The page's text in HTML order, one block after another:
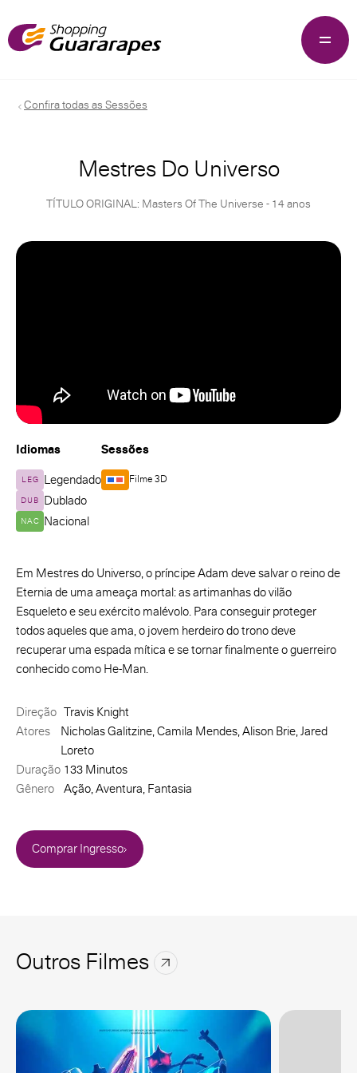
Confira todas as Sessões
Mestres Do Universo
TÍTULO ORIGINAL: Masters Of The Universe - 14 anos
Idiomas
LEG Legendado
DUB Dublado
NAC Nacional
Sessões
Filme 3D
Em Mestres do Universo, o príncipe Adam deve salvar o reino de
Eternia de uma ameaça mortal: as artimanhas do vilão
Esqueleto e seu exército malévolo. Para conseguir proteger
todos aqueles que ama, o jovem herdeiro do trono deve
recuperar uma espada mítica e se tornar finalmente o guerreiro
conhecido como He-Man.
Direção Travis Knight
Atores
Nicholas Galitzine, Camila Mendes, Alison Brie, Jared
Loreto
Duração 133 Minutos
Gênero
Ação, Aventura, Fantasia
Comprar Ingresso
Outros Filmes